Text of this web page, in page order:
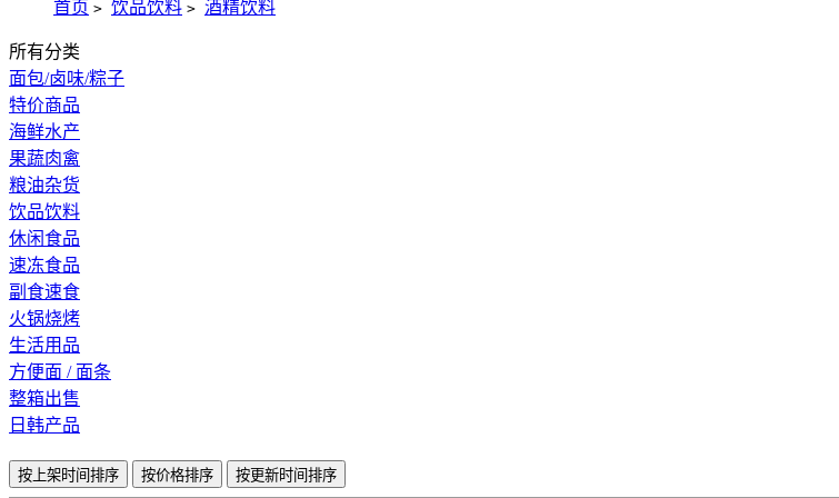
首页 > 饮品饮料 > 酒精饮料
所有分类
面包/卤味/粽子
特价商品
海鲜水产
果蔬肉禽
粮油杂货
饮品饮料
休闲食品
速冻食品
副食速食
火锅烧烤
生活用品
方便面 / 面条
整箱出售
日韩产品
按上架时间排序 按价格排序 按更新时间排序